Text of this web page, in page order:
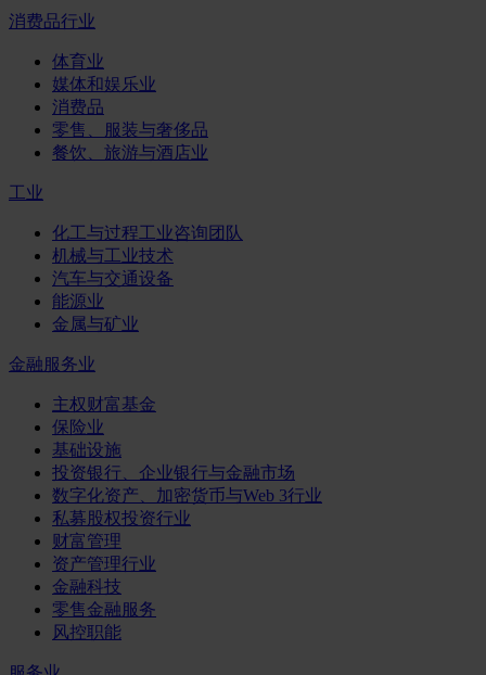
消费品行业
体育业
媒体和娱乐业
消费品
零售、服装与奢侈品
餐饮、旅游与酒店业
工业
化工与过程工业咨询团队
机械与工业技术
汽车与交通设备
能源业
金属与矿业
金融服务业
主权财富基金
保险业
基础设施
投资银行、企业银行与金融市场
数字化资产、加密货币与Web 3行业
私募股权投资行业
财富管理
资产管理行业
金融科技
零售金融服务
风控职能